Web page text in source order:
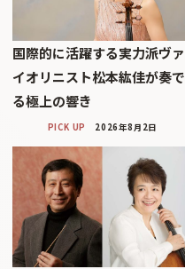
国際的に活躍する実力派ヴァ
イオリニスト松本紘佳が奏で
る極上の響き
PICK UP 2026年8月2日